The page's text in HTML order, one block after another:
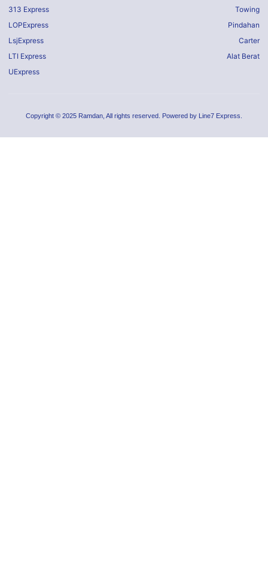
313 Express
LOPExpress
LsjExpress
LTI Express
UExpress
Towing
Pindahan
Carter
Alat Berat
Copyright © 2025 Ramdan, All rights reserved. Powered by Line7 Express.